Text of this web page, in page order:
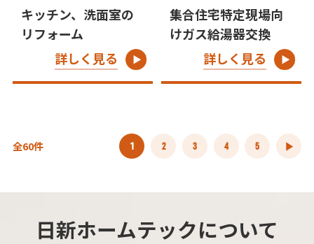
キッチン、洗面室の
リフォーム
詳しく見る
集合住宅特定現場向
けガス給湯器交換
詳しく見る
全60件 1 2 3 4 5
日新ホームテックについて